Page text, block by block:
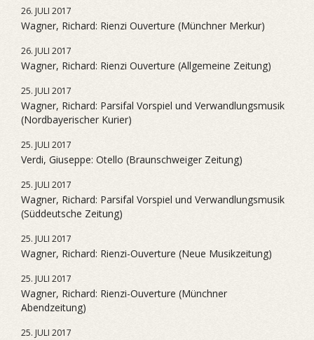
26. JULI 2017
Wagner, Richard: Rienzi Ouverture (Münchner Merkur)
26. JULI 2017
Wagner, Richard: Rienzi Ouverture (Allgemeine Zeitung)
25. JULI 2017
Wagner, Richard: Parsifal Vorspiel und Verwandlungsmusik
(Nordbayerischer Kurier)
25. JULI 2017
Verdi, Giuseppe: Otello (Braunschweiger Zeitung)
25. JULI 2017
Wagner, Richard: Parsifal Vorspiel und Verwandlungsmusik
(Süddeutsche Zeitung)
25. JULI 2017
Wagner, Richard: Rienzi-Ouverture (Neue Musikzeitung)
25. JULI 2017
Wagner, Richard: Rienzi-Ouverture (Münchner
Abendzeitung)
25. JULI 2017